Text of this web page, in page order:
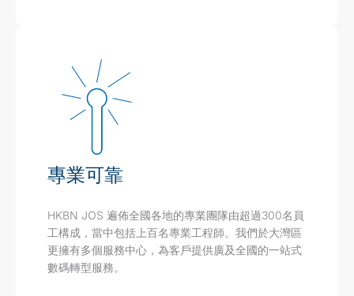
專業可靠
HKBN JOS 遍佈全國各地的專業團隊由超過300名員
工構成，當中包括上百名專業工程師。我們於大灣區
更擁有多個服務中心，為客戶提供廣及全國的一站式
數碼轉型服務。